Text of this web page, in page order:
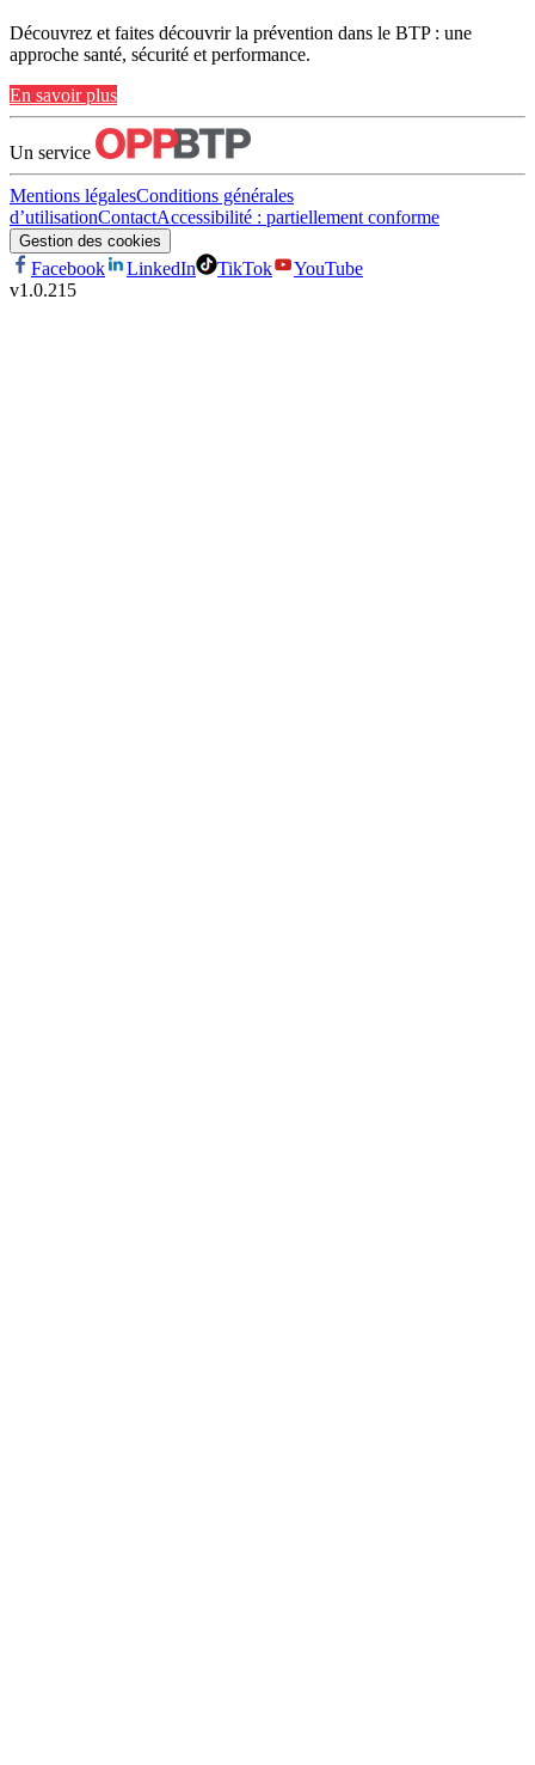
Découvrez et faites découvrir la prévention dans le BTP : une
approche santé, sécurité et performance.
En savoir plus
Un service
Mentions légalesConditions générales
d’utilisationContactAccessibilité : partiellement conforme
Gestion des cookies
Facebook LinkedIn TikTok
YouTube
v1.0.215